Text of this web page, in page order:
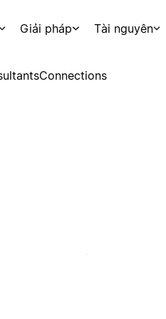
Giải pháp Tài nguyên
Connections